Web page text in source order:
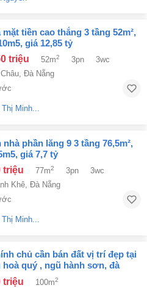
giá 12,85 tỷ
triệu 52m2 3pn
3wc
Đà Nẵng
Minh...
giá 7,7 tỷ
triệu 77m2 3pn
3wc
Khê Đà Nẵng
Minh...
quý , ngũ hành sơn, đà
triệu 100m2